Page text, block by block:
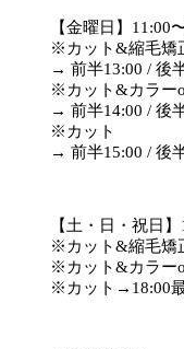
【金曜日】11:00
※カット&縮毛矯
→ 前半13:00 / 後
※カット&カラー
→ 前半14:00 / 後
※カット
→ 前半15:00 / 後
【土・日・祝日
※カット&縮毛矯
※カット&カラー
※カット→18:00